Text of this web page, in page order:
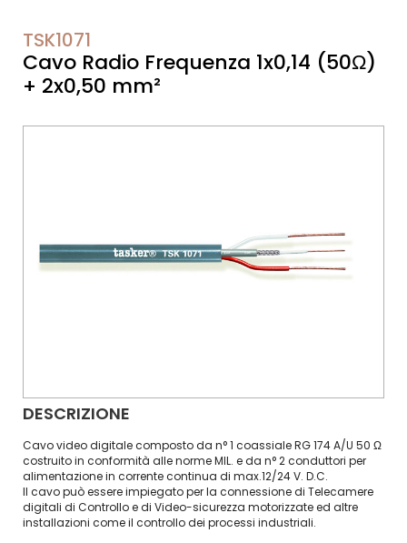
TSK1071
Cavo Radio Frequenza 1x0,14 (50Ω)
+ 2x0,50 mm²
DESCRIZIONE
Cavo video digitale composto da n° 1 coassiale RG 174 A/U 50 Ω
costruito in conformità alle norme MIL. e da n° 2 conduttori per
alimentazione in corrente continua di max.12/24 V. D.C.
Il cavo può essere impiegato per la connessione di Telecamere
digitali di Controllo e di Video-sicurezza motorizzate ed altre
installazioni come il controllo dei processi industriali.